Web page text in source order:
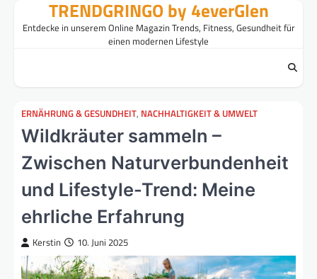
TRENDGRINGO by 4everGlen
Entdecke in unserem Online Magazin Trends, Fitness, Gesundheit für
einen modernen Lifestyle
ERNÄHRUNG & GESUNDHEIT, NACHHALTIGKEIT & UMWELT
Wildkräuter sammeln –
Zwischen Naturverbundenheit
und Lifestyle-Trend: Meine
ehrliche Erfahrung
Kerstin 10. Juni 2025